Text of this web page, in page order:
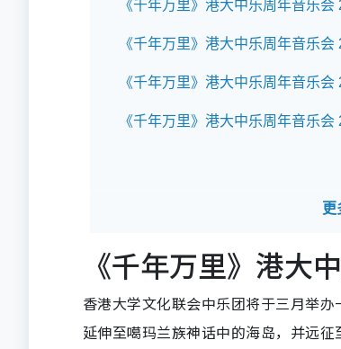
《千年万里》港大中乐周年音乐
《千年万里》港大中乐周年音乐会
《千年万里》港大中乐周年音乐
《千年万里》港大中乐周年音乐
《千年万里》港大
香港大学文化联会中乐团将于三月举
延伸至噶玛兰族神话中的海岛，并远